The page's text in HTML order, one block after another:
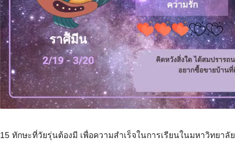
15 ทักษะที่วัยรุ่นต้องมี เพื่อความสำเร็จในการเรียนในมหาวิทยาลัย